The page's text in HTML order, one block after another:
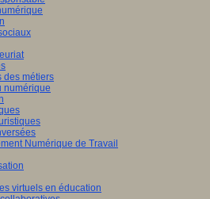
des métiers
numérique
Numérique de Travail
virtuels en éducation